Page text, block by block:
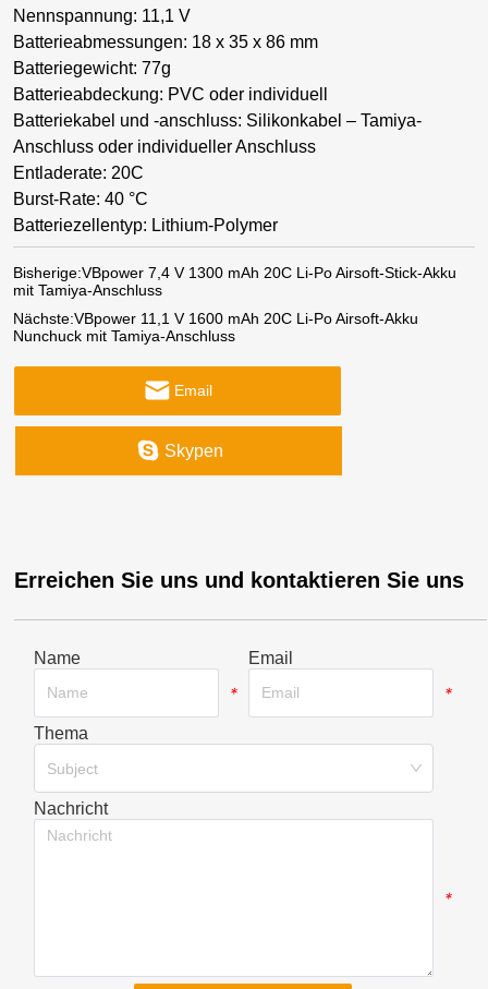
Nennspannung: 11,1 V
Batterieabmessungen: 18 x 35 x 86 mm
Batteriegewicht: 77g
Batterieabdeckung: PVC oder individuell
Batteriekabel und -anschluss: Silikonkabel – Tamiya-
Anschluss oder individueller Anschluss
Entladerate: 20C
Burst-Rate: 40 °C
Batteriezellentyp: Lithium-Polymer
Bisherige:VBpower 7,4 V 1300 mAh 20C Li-Po Airsoft-Stick-Akku
mit Tamiya-Anschluss
Nächste:VBpower 11,1 V 1600 mAh 20C Li-Po Airsoft-Akku
Nunchuck mit Tamiya-Anschluss
Email
Skypen
Erreichen Sie uns und kontaktieren Sie uns
Name
*
Email
*
Thema
Subject
Nachricht
*